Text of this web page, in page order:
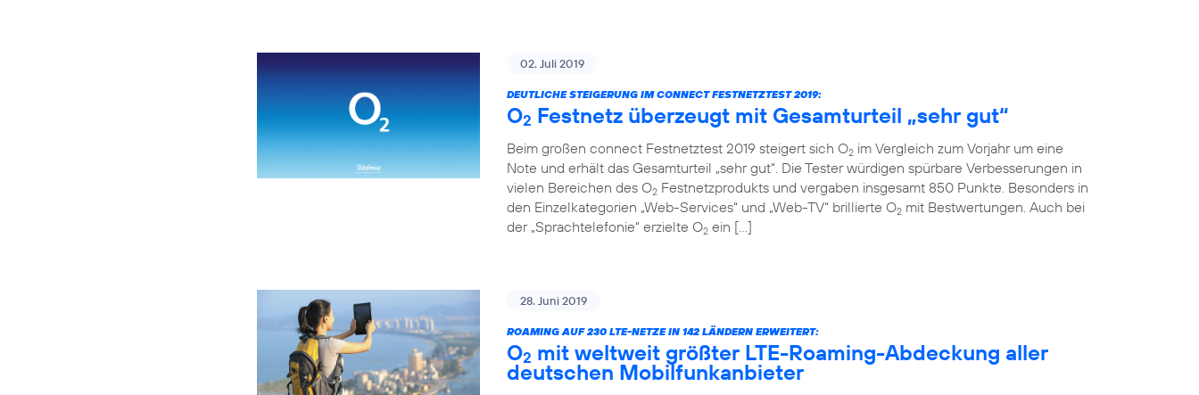
02. Juli 2019
DEUTLICHE STEIGERUNG IM CONNECT FESTNETZTEST 2019:
O2 Festnetz überzeugt mit Gesamturteil „sehr gut“
Beim großen connect Festnetztest 2019 steigert sich O2 im Vergleich zum Vorjahr um eine
Note und erhält das Gesamturteil „sehr gut“. Die Tester würdigen spürbare Verbesserungen in
vielen Bereichen des O2 Festnetzprodukts und vergaben insgesamt 850 Punkte. Besonders in
den Einzelkategorien „Web-Services“ und „Web-TV“ brillierte O2 mit Bestwertungen. Auch bei
der „Sprachtelefonie“ erzielte O2 ein […]
28. Juni 2019
ROAMING AUF 230 LTE-NETZE IN 142 LÄNDERN ERWEITERT:
O2 mit weltweit größter LTE-Roaming-Abdeckung aller
deutschen Mobilfunkanbieter